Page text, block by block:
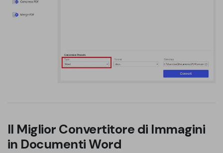
Il Miglior Convertitore di Immagini
in Documenti Word